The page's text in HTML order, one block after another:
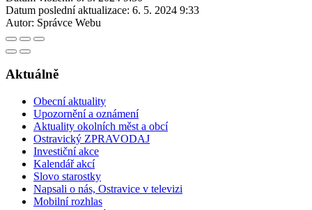
Datum poslední aktualizace: 6. 5. 2024 9:33
Autor: Správce Webu
Aktuálně
Obecní aktuality
Upozornění a oznámení
Aktuality okolních měst a obcí
Ostravický ZPRAVODAJ
Investiční akce
Kalendář akcí
Slovo starostky
Napsali o nás, Ostravice v televizi
Mobilní rozhlas